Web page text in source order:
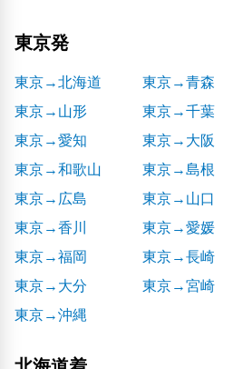
東京発
東京→北海道 東京→青森
東京→山形
東京→千葉
東京→愛知
東京→大阪
東京→和歌山
東京→島根
東京→広島
東京→山口
東京→香川
東京→愛媛
東京→福岡
東京→長崎
東京→大分
東京→宮崎
東京→沖縄